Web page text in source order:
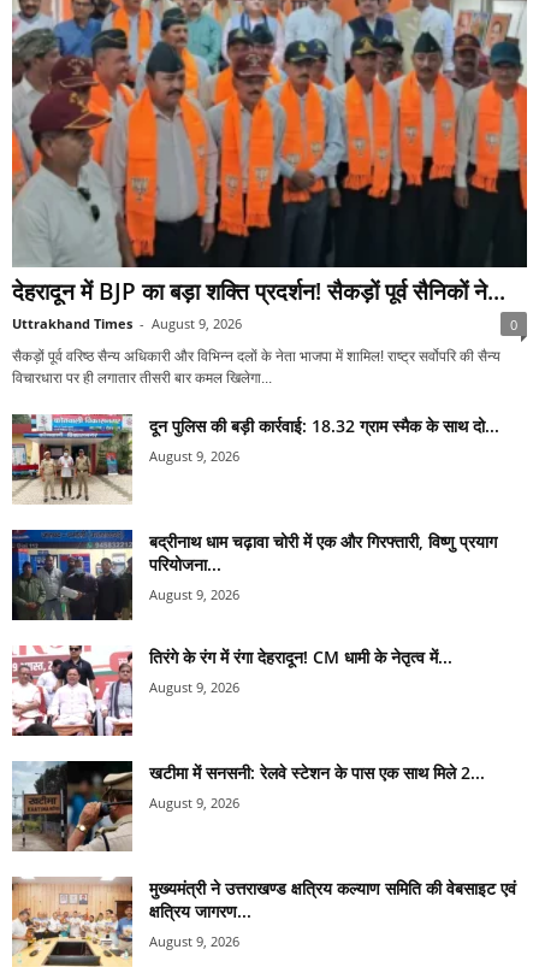
देहरादून में BJP का बड़ा शक्ति प्रदर्शन! सैकड़ों पूर्व सैनिकों ने...
Uttrakhand Times - August 9, 2026 0
सैकड़ों पूर्व वरिष्ठ सैन्य अधिकारी और विभिन्न दलों के नेता भाजपा में शामिल! राष्ट्र सर्वोपरि की सैन्य
विचारधारा पर ही लगातार तीसरी बार कमल खिलेगा...
दून पुलिस की बड़ी कार्रवाई: 18.32 ग्राम स्मैक के साथ दो...
August 9, 2026
बद्रीनाथ धाम चढ़ावा चोरी में एक और गिरफ्तारी, विष्णु प्रयाग
परियोजना...
August 9, 2026
तिरंगे के रंग में रंगा देहरादून! CM धामी के नेतृत्व में...
August 9, 2026
खटीमा में सनसनी: रेलवे स्टेशन के पास एक साथ मिले 2...
August 9, 2026
मुख्यमंत्री ने उत्तराखण्ड क्षत्रिय कल्याण समिति की वेबसाइट एवं
क्षत्रिय जागरण...
August 9, 2026